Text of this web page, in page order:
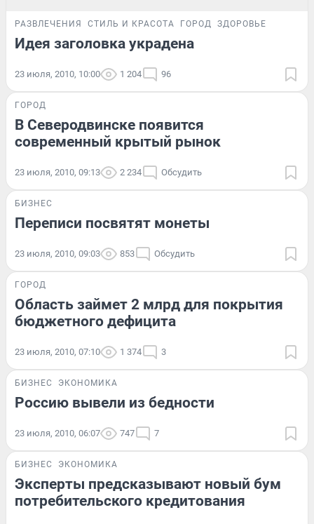
РАЗВЛЕЧЕНИЯ СТИЛЬ И КРАСОТА ГОРОД ЗДОРОВЬЕ
Идея заголовка украдена
23 июля, 2010, 10:00 1 204 96
ГОРОД
В Северодвинске появится
современный крытый рынок
23 июля, 2010, 09:13 2 234 Обсудить
БИЗНЕС
Переписи посвятят монеты
23 июля, 2010, 09:03 853 Обсудить
ГОРОД
Область займет 2 млрд для покрытия
бюджетного дефицита
23 июля, 2010, 07:10 1 374 3
БИЗНЕС ЭКОНОМИКА
Россию вывели из бедности
23 июля, 2010, 06:07 747 7
БИЗНЕС ЭКОНОМИКА
Эксперты предсказывают новый бум
потребительского кредитования